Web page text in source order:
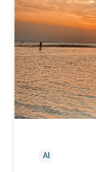
AI